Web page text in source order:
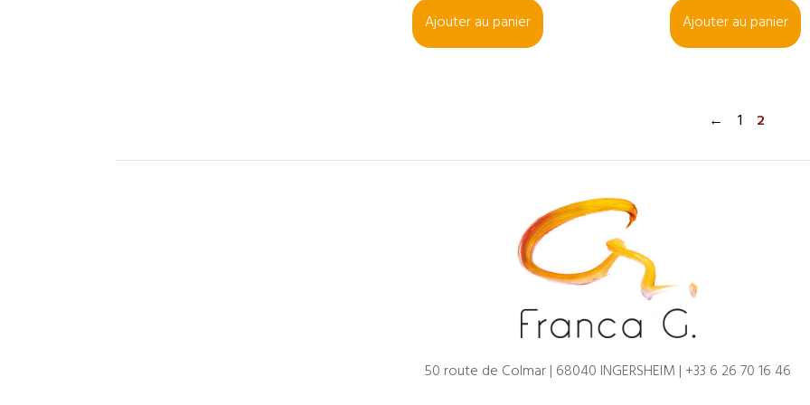
Ajouter au panier Ajouter au panier
← 1 2
50 route de Colmar | 68040 INGERSHEIM | +33 6 26 70 16 46